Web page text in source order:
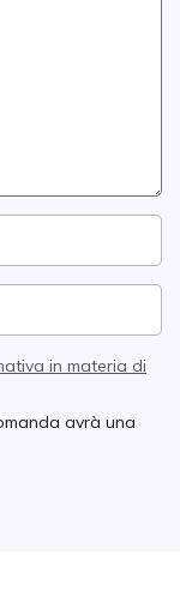
in materia di
avrà una